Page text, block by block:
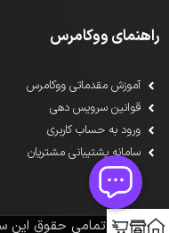
راهنمای ووکامرس
آموزش مقدماتی ووکامرس
قوانین سرویس دهی
ورود به حساب کاربری
سامانه پشتیبانی مشتریان
1391-1405تمامی حقوق این سایت متعلق به ووکامرس فارسی می باشد.